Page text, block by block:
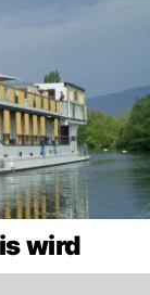
wird